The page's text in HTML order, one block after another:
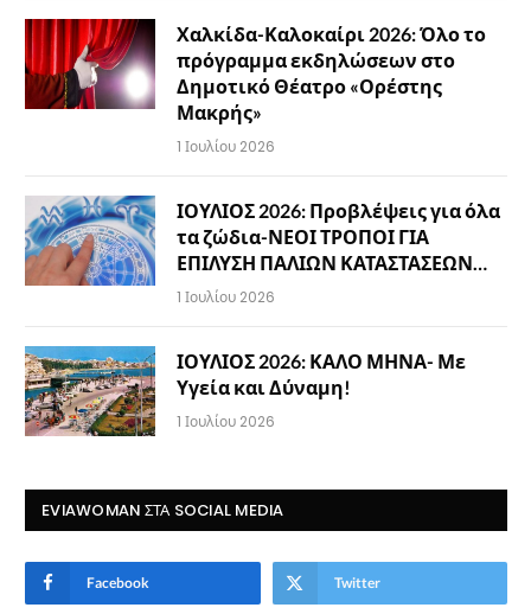
Χαλκίδα-Καλοκαίρι 2026: Όλο το
πρόγραμμα εκδηλώσεων στο
Δημοτικό Θέατρο «Ορέστης
Μακρής»
1 Ιουλίου 2026
ΙΟΥΛΙΟΣ 2026: Προβλέψεις για όλα
τα ζώδια-ΝΕΟΙ ΤΡΟΠΟΙ ΓΙΑ
ΕΠΙΛΥΣΗ ΠΑΛΙΩΝ ΚΑΤΑΣΤΑΣΕΩΝ…
1 Ιουλίου 2026
ΙΟΥΛΙΟΣ 2026: ΚΑΛΟ ΜΗΝΑ- Με
Υγεία και Δύναμη!
1 Ιουλίου 2026
EVIAWOMAN ΣΤΑ SOCIAL MEDIA
Facebook Twitter